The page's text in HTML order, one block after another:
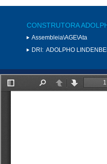
CONSTRUTORA
Assembleia\AGE\Ata
DRI: ADOLPHO